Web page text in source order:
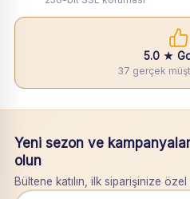
5.0 ★
37 gerçek
Yeni sezon ve
olun
Bültene katılın, ilk siparişinize özel